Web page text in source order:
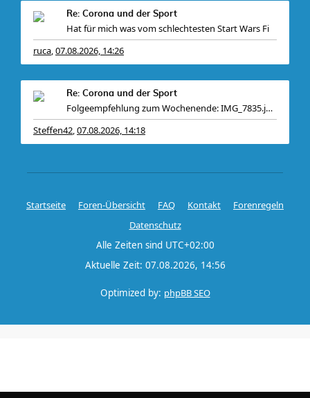
Re: Corona und der Sport
Hat für mich was vom schlechtesten Start Wars Fi
ruca,07.08.2026, 14:26
Re: Corona und der Sport
Folgeempfehlung zum Wochenende: IMG_7835.jpeg So
Steffen42,07.08.2026, 14:18
Startseite Foren-Übersicht FAQ Kontakt
Forenregeln
Datenschutz
Alle Zeiten sind UTC+02:00
Aktuelle Zeit: 07.08.2026, 14:56
Optimized by: phpBB SEO